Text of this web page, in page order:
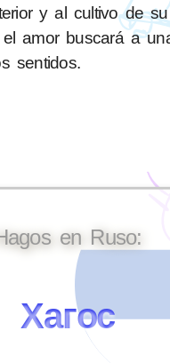
y al cultivo de
amor buscará a
sentidos.
en Ruso:
Хагос